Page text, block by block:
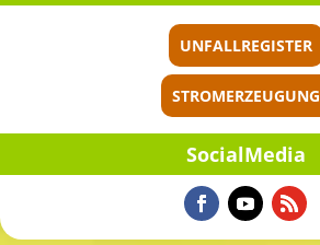
UNFALLREGISTER
STROMERZEUGUNG
Social­Me­dia